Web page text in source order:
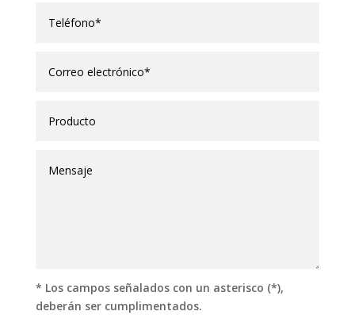
* Los campos señalados con un asterisco (*),
deberán ser cumplimentados.